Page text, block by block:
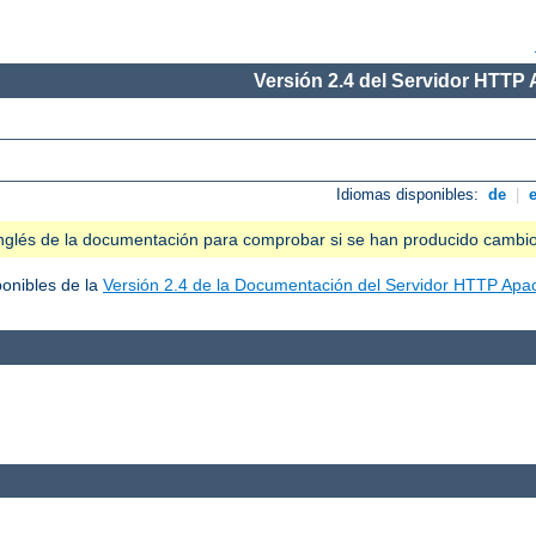
Versión 2.4 del Servidor HTTP
Idiomas disponibles: de
de la documentación para comprobar si se han producido
de la Versión 2.4 de la Documentación del Servidor HTTP